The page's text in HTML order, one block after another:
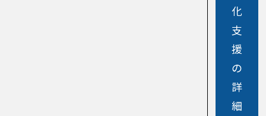
化
支
援
の
詳
細